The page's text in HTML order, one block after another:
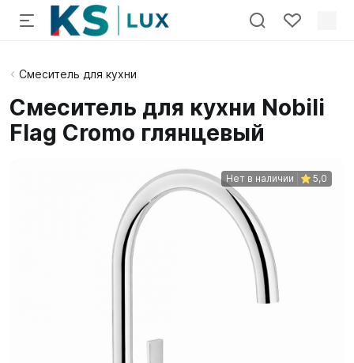
Смеситель для кухни
Смеситель для кухни Nobili
Flag Сromo глянцевый
Нет в наличии 5,0